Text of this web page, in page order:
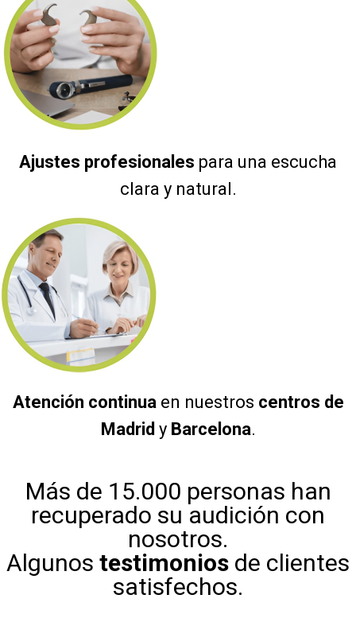
Ajustes profesionales para una escucha
clara y natural.
Atención continua en nuestros centros de
Madrid y Barcelona.
Más de 15.000 personas han
recuperado su audición con
nosotros.
Algunos testimonios de clientes
satisfechos.